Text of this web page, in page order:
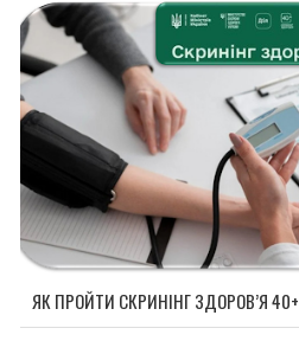
ЯК ПРОЙТИ СКРИНІНГ ЗДОРОВ’Я 40+